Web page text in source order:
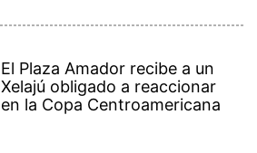
Xelajú obligado a reaccionar
en la Copa Centroamericana